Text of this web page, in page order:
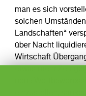
man es sich
solchen
Landschaften“
über Nacht
Wirtschaft